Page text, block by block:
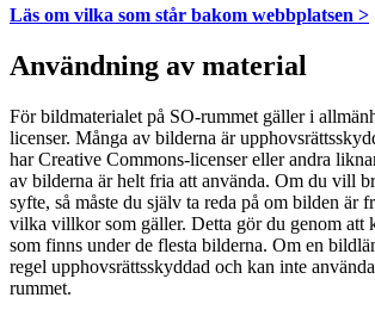
Läs om vilka som står bakom webbplatsen >
Användning av material
För bildmaterialet på SO-rummet gäller i
licenser. Många av bilderna är
har Creative Commons-licenser eller andra
av bilderna är helt fria att använda. Om du vill
syfte, så måste du själv ta reda på om bilden är
vilka villkor som gäller. Detta gör du genom att
som finns under de flesta bilderna. Om en
regel upphovsrättsskyddad och kan inte
rummet.